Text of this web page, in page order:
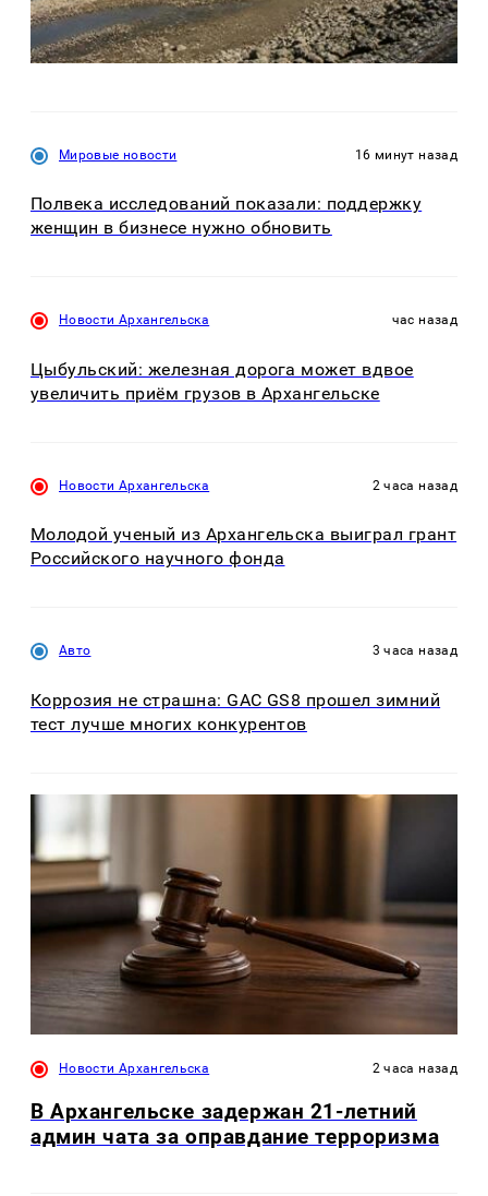
Мировые новости 16 минут назад
Полвека исследований показали: поддержку
женщин в бизнесе нужно обновить
Новости Архангельска час назад
Цыбульский: железная дорога может вдвое
увеличить приём грузов в Архангельске
Новости Архангельска 2 часа назад
Молодой ученый из Архангельска выиграл грант
Российского научного фонда
Авто 3 часа назад
Коррозия не страшна: GAC GS8 прошел зимний
тест лучше многих конкурентов
Новости Архангельска 2 часа назад
В Архангельске задержан 21-летний
админ чата за оправдание терроризма